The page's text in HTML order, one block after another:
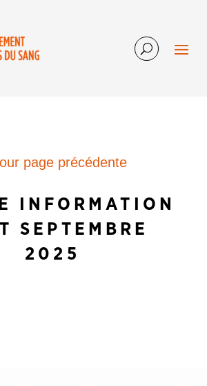
page précédente
INFORMATION
SEPTEMBRE
2025